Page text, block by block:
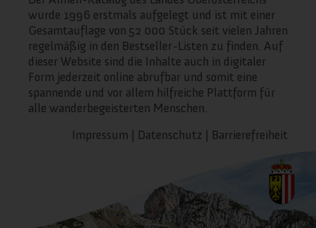
wurde 1996 erstmals aufgelegt und ist mit einer
Gesamtauflage von 52 000 Stück seit vielen Jahren
regelmäßig in den Bestseller-Listen zu finden. Auf
dieser Website sind die Inhalte auch in digitaler
Form jederzeit online abrufbar und somit eine
spannende und vor allem hilfreiche Plattform für
alle wanderbegeisterten Menschen.
Impressum | Datenschutz | Barrierefreiheit